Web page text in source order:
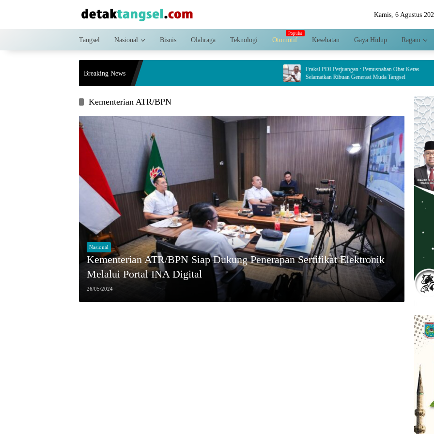
Kamis, 6 Agustus
Tangsel Nasional Bisnis Olahraga Teknologi Otomotif Kesehatan Gaya Hidup Ragam
Breaking News
Fraksi PDI Perjuangan : Pemusnahan Obat Keras
Selamatkan Ribuan Generasi Muda Tangsel
Dinilai
Crispy
Kementerian ATR/BPN
Nasional
Kementerian ATR/BPN Siap Dukung Penerapan Sertifikat Elektronik
Melalui Portal INA Digital
26/05/2024